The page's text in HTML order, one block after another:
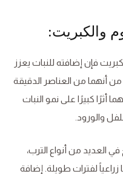
فإن إضافته للنبات يعزز
أنهما من العناصر الدقيقة
أثرًا كبيرًا على نمو النبات
والورود.
العديد من أنواع الترب،
لفترات طويلة. إضافة